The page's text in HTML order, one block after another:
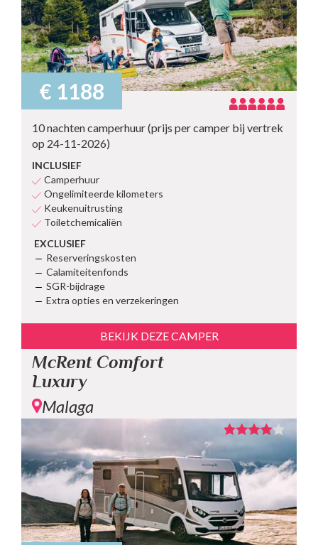
€ 1188
10 nachten camperhuur (prijs per camper bij vertrek
op 24-11-2026)
INCLUSIEF
Camperhuur
Ongelimiteerde kilometers
Keukenuitrusting
Toiletchemicaliën
EXCLUSIEF
Reserveringskosten
Calamiteitenfonds
SGR-bijdrage
Extra opties en verzekeringen
BEKIJK DEZE CAMPER
McRent Comfort
Luxury
Malaga